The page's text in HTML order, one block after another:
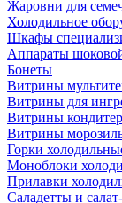
Жаровни для
Холодильное
Шкафы
Аппараты
Бонеты
Витрины
Витрины для
Витрины
Витрины
Горки
Моноблоки
Прилавки
Саладетты и